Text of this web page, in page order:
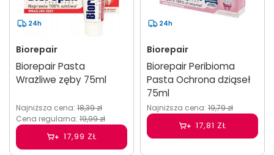
24h
Biorepair
Biorepair Pasta
Wrażliwe zęby 75ml
Najniższa cena: 18,39 zł
Cena regularna: 19,99 zł
17,99 ZŁ
24h
Biorepair
Biorepair Peribioma
Pasta Ochrona dziąseł
75ml
Najniższa cena: 19,79 zł
17,81 ZŁ